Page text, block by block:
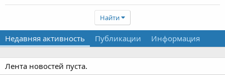
Найти
Недавняя активность Публикации Информация
Лента новостей пуста.